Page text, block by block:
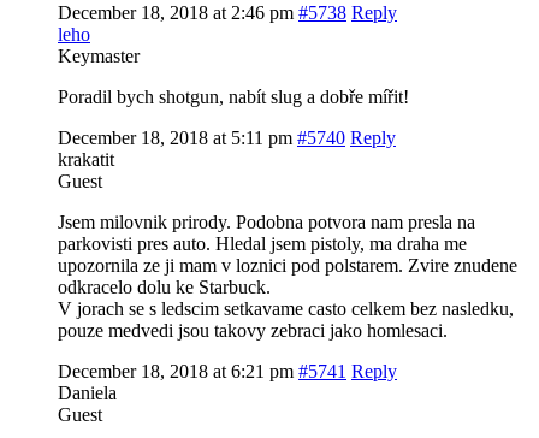
December 18, 2018 at 2:46 pm #5738 Reply
leho
Keymaster
Poradil bych shotgun, nabít slug a dobře mířit!
December 18, 2018 at 5:11 pm #5740 Reply
krakatit
Guest
Jsem milovnik prirody. Podobna potvora nam presla na
parkovisti pres auto. Hledal jsem pistoly, ma draha me
upozornila ze ji mam v loznici pod polstarem. Zvire znudene
odkracelo dolu ke Starbuck.
V jorach se s ledscim setkavame casto celkem bez nasledku,
pouze medvedi jsou takovy zebraci jako homlesaci.
December 18, 2018 at 6:21 pm #5741 Reply
Daniela
Guest